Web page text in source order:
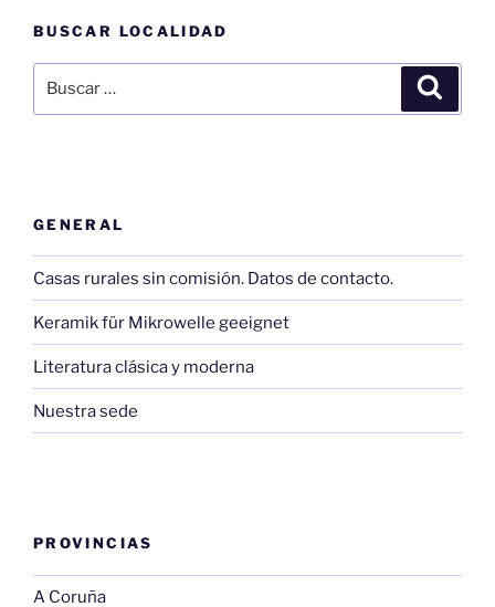
BUSCAR LOCALIDAD
por:
GENERAL
Casas rurales sin comisión. Datos de contacto.
Keramik für Mikrowelle geeignet
Literatura clásica y moderna
Nuestra sede
PROVINCIAS
A Coruña